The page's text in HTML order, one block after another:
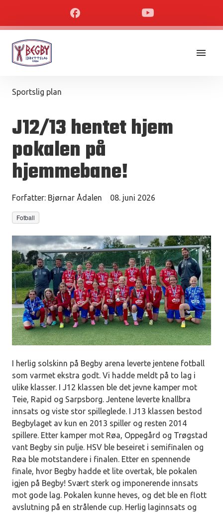
Sportslig plan
J12/13 hentet hjem
pokalen på
hjemmebane!
Forfatter: Bjørnar Ådalen 08. juni 2026
Fotball
I herlig solskinn på Begby arena leverte jentene fotball
som varmet ekstra godt. Vi hadde meldt på to lag i
ulike klasser. I J12 klassen ble det jevne kamper mot
Teie, Rapid og Sarpsborg. Jentene leverte knallbra
innsats og viste stor spilleglede. I J13 klassen bestod
Begbylaget av kun en 2013 spiller og resten 2014
spillere. Etter kamper mot Røa, Oppegård og Trøgstad
vant Begby sin pulje. HSV ble beseiret i semifinalen og
Røa ble motstandere i finalen. Etter en spennende
finale, hvor Begby hadde et lite overtak, ble pokalen
igjen på Begby! Svært sterk og imponerende innsats
mot gode lag. Pokalen kunne heves, og det ble en flott
avslutning på en strålende cup. Herlig laginnsats og